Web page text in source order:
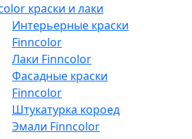
краски и лаки
Интерьерные краски
Finncolor
Лаки Finncolor
Фасадные краски
Finncolor
Штукатурка короед
Эмали Finncolor